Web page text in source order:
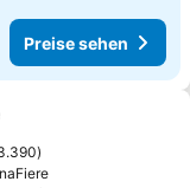
Preise sehen
hinzufügen